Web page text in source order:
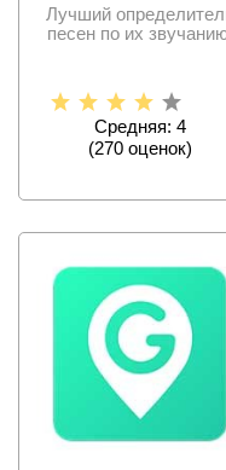
Лучший
песен по их
Средняя: 4
(270 оценок)